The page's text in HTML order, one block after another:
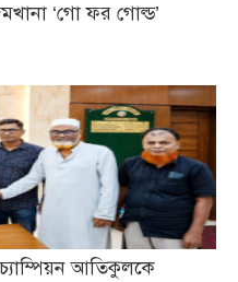
‘গো ফর গোল্ড’
আতিকুলকে